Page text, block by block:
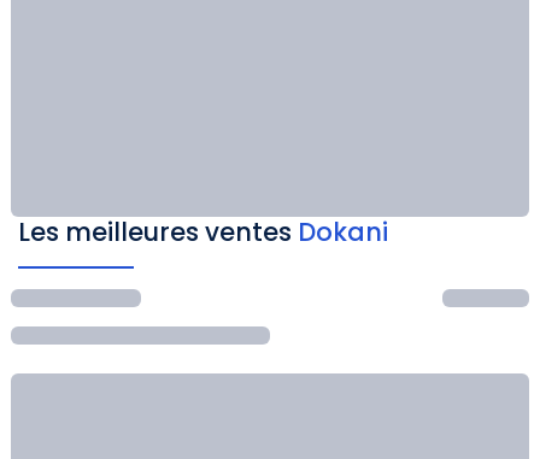
Les meilleures ventes Dokani